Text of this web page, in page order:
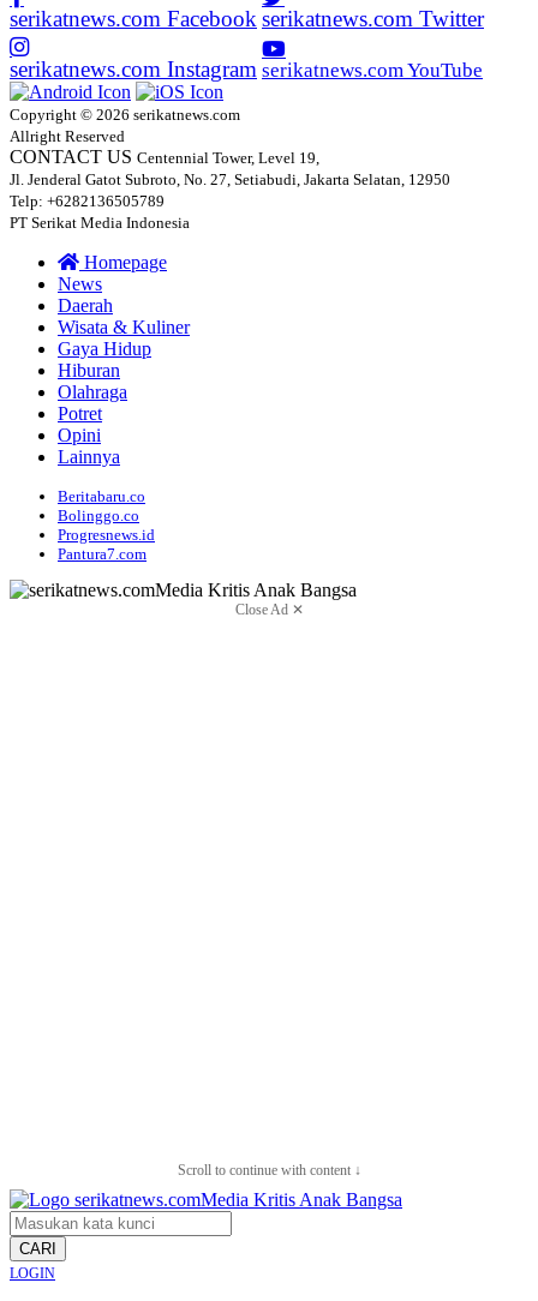
serikatnews.com Facebook serikatnews.com Twitter
serikatnews.com Instagram serikatnews.com YouTube
Copyright © 2026 serikatnews.com
Allright Reserved
CONTACT US Centennial Tower, Level 19,
Jl. Jenderal Gatot Subroto, No. 27, Setiabudi, Jakarta Selatan, 12950
Telp: +6282136505789
PT Serikat Media Indonesia
Homepage
News
Daerah
Wisata & Kuliner
Gaya Hidup
Hiburan
Olahraga
Potret
Opini
Lainnya
Beritabaru.co
Bolinggo.co
Progresnews.id
Pantura7.com
Close Ad ✕
Scroll to continue with content ↓
CARI
LOGIN